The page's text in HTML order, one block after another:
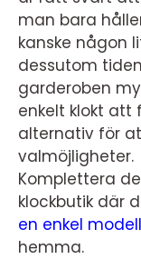
man bara
kanske någon
dessutom
garderoben
enkelt klokt att
alternativ för
valmöjligheter.
Komplettera
klockbutik där
en enkel
hemma.